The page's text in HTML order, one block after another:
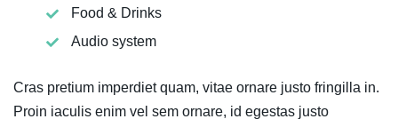
Food & Drinks
Audio system
Cras pretium imperdiet quam, vitae ornare justo fringilla in.
Proin iaculis enim vel sem ornare, id egestas justo